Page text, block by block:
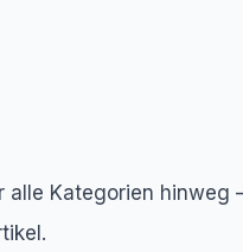
Kategorien